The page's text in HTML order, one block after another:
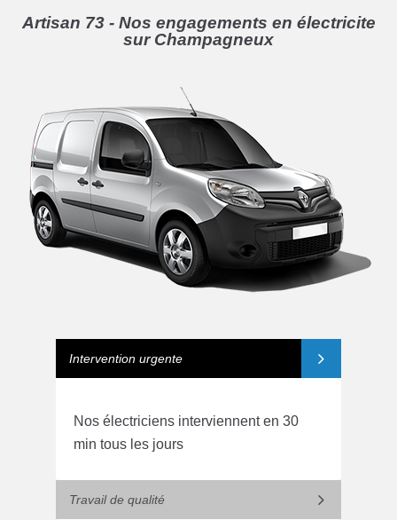
Artisan 73 - Nos engagements en électricite
sur Champagneux
Intervention urgente
Nos électriciens interviennent en 30
min tous les jours
Travail de qualité